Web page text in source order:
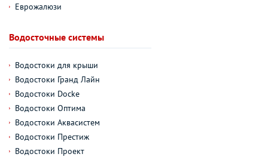
Еврожалюзи
Водосточные системы
Водостоки для крыши
Водостоки Гранд Лайн
Водостоки Docke
Водостоки Оптима
Водостоки Аквасистем
Водостоки Престиж
Водостоки Проект